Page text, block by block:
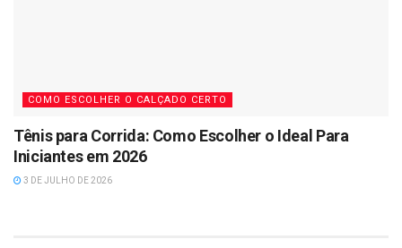
COMO ESCOLHER O CALÇADO CERTO
Tênis para Corrida: Como Escolher o Ideal Para
Iniciantes em 2026
3 DE JULHO DE 2026